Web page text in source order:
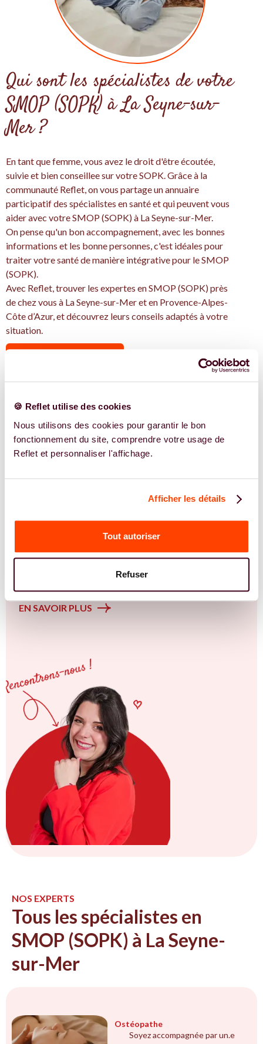
🍪 Reflet utilise des cookies
Nous utilisons des cookies pour garantir le bon
fonctionnement du site, comprendre votre usage de
Reflet et personnaliser l'affichage.
Afficher les détails
Tout autoriser
Refuser
Qui sont les spécialistes de votre
SMOP (SOPK) à La Seyne-sur-
Mer ?
En tant que femme, vous avez le droit d'être écoutée,
suivie et bien conseillee sur votre SOPK. Grâce à la
communauté Reflet, on vous partage un annuaire
participatif des spécialistes en santé et qui peuvent vous
aider avec votre SMOP (SOPK) à La Seyne-sur-Mer.
On pense qu'un bon accompagnement, avec les bonnes
informations et les bonne personnes, c'est idéales pour
traiter votre santé de manière intégrative pour le SMOP
(SOPK).
Avec Reflet, trouver les expertes en SMOP (SOPK) près
de chez vous à La Seyne-sur-Mer et en Provence-Alpes-
Côte d’Azur, et découvrez leurs conseils adaptés à votre
situation.
REJOIGNEZ NOS EXPERT.E.S
Vous êtes spécialiste en Bien plus qu’un
trouble de la fertilité à La Seyne-sur-Mer
femmes et des couples sur la thématique de la fertilité
(PMA, congélation d'ovocytes SOPK, endométriose,
fertilité naturelle...) à La Seyne-sur-Mer et en Provence-
approche intégrative est la clé ? Rejoignez-nous !
EN SAVOIR PLUS
NOS EXPERTS
Tous les spécialistes en
SMOP (SOPK) à La Seyne-
sur-Mer
Ostéopathe
Soyez accompagnée par un.e